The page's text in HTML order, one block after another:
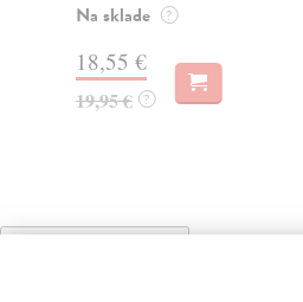
Na sklade ?
18,55 €
19,95 € ?
High-contrast mode